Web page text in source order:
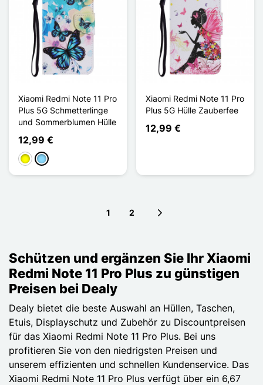
Xiaomi Redmi Note 11 Pro
Plus 5G Schmetterlinge
und Sommerblumen Hülle
12,99 €
GelbHellblau
Xiaomi Redmi Note 11 Pro
Plus 5G Hülle Zauberfee
12,99 €
1 2
Schützen und ergänzen Sie Ihr Xiaomi
Redmi Note 11 Pro Plus zu günstigen
Preisen bei Dealy
Dealy bietet die beste Auswahl an Hüllen, Taschen,
Etuis, Displayschutz und Zubehör zu Discountpreisen
für das Xiaomi Redmi Note 11 Pro Plus. Bei uns
profitieren Sie von den niedrigsten Preisen und
unserem effizienten und schnellen Kundenservice. Das
Xiaomi Redmi Note 11 Pro Plus verfügt über ein 6,67